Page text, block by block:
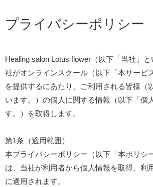
プライバシーポリシー
Healing salon Lotus flower（以下「当社」
社がオンラインスクール（以下「本サービ
を提供するにあたり、ご利用される皆様（
います。）の個人に関する情報（以下「個
す。）を取得します。
第1条（適用範囲）
本プライバシーポリシー（以下「本ポリシ
は、当社が利用者から個人情報を取得、利
に適用されます。